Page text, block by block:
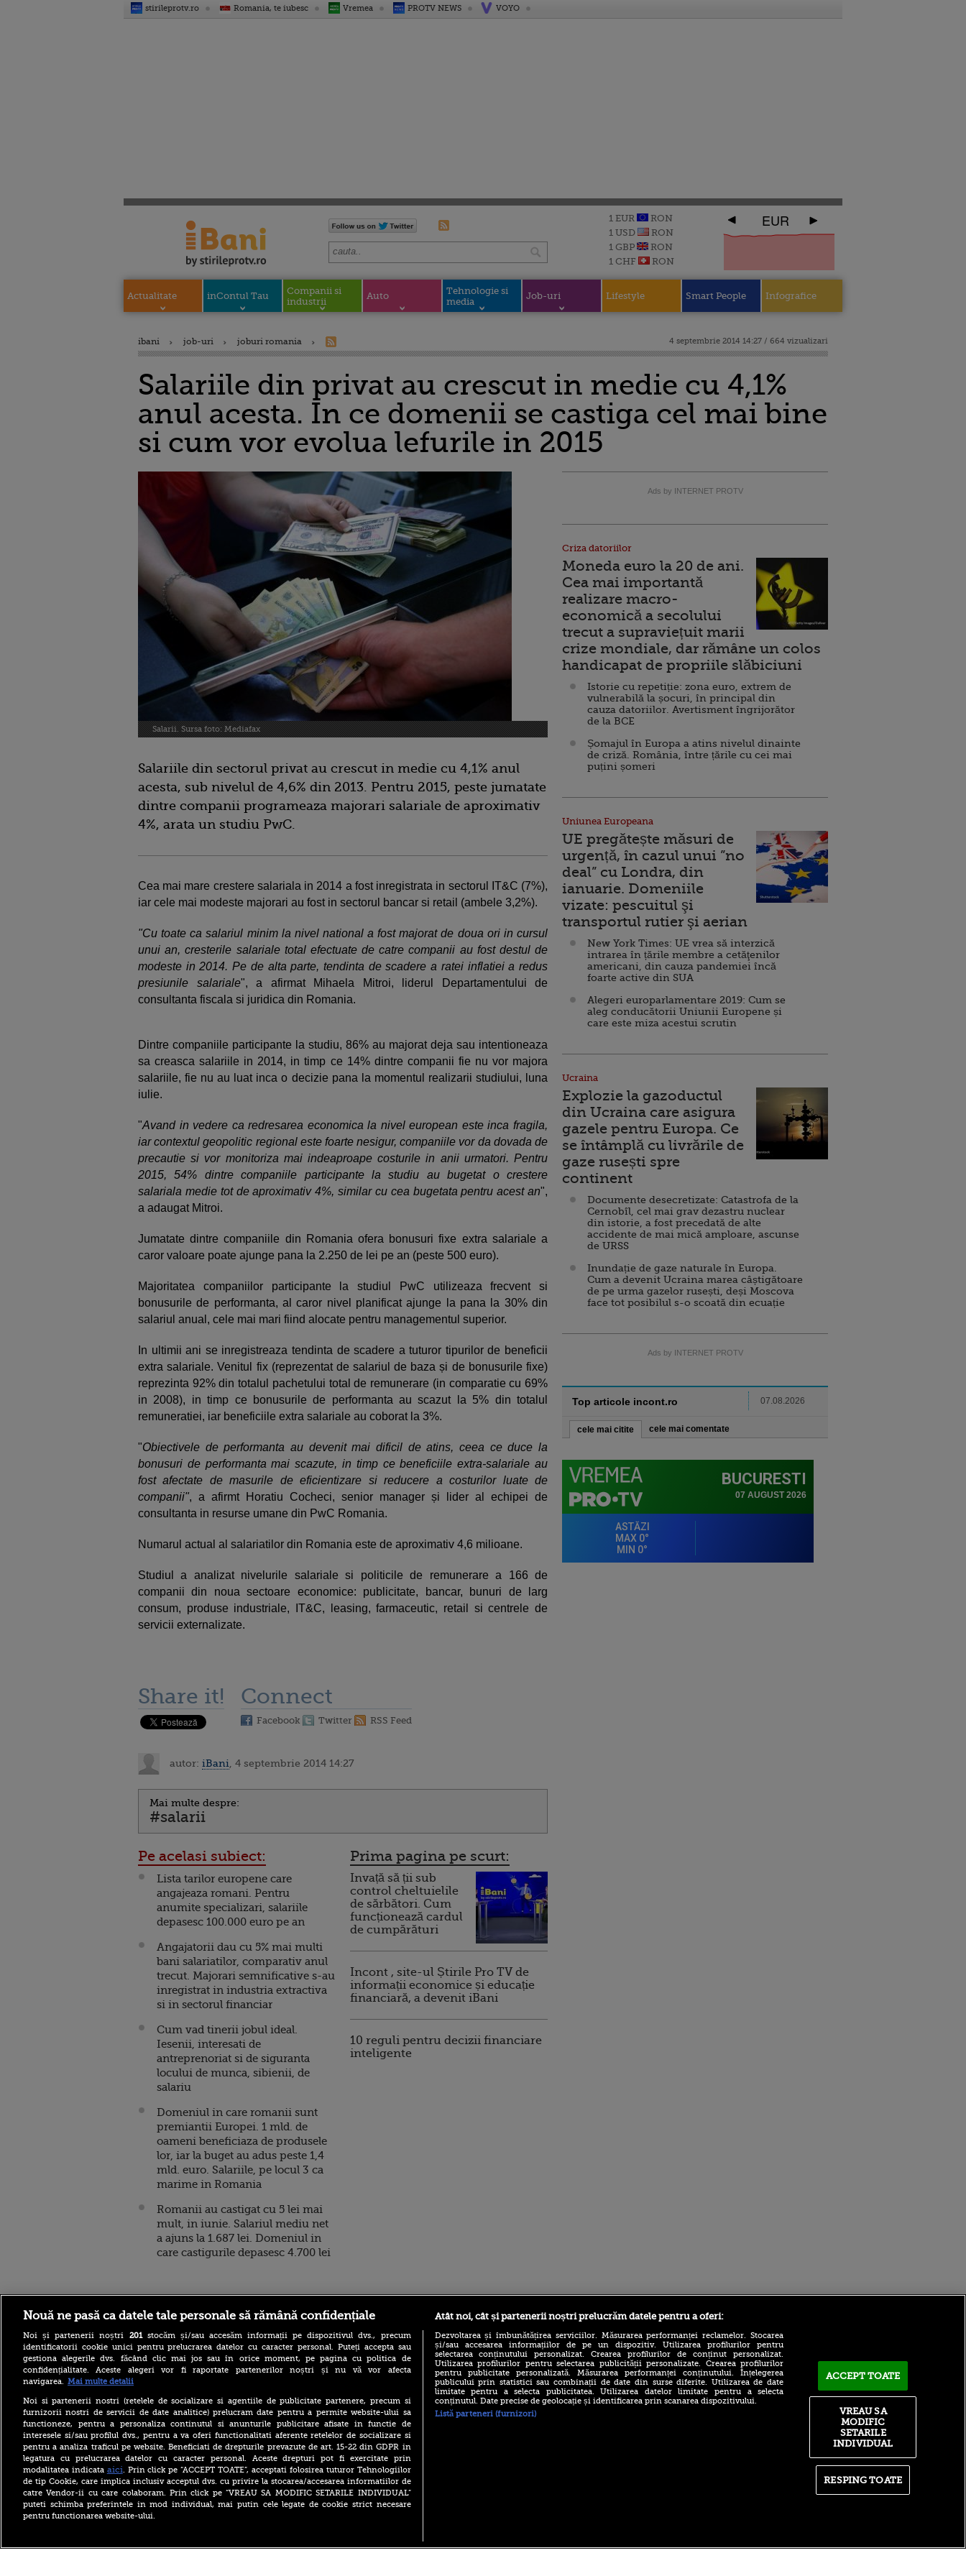
stirileprotv.ro Romania, te iubesc Vremea PROTV NEWS VOYO
1 EUR
RON
1 USD
RON
1 GBP
RON
1 CHF
RON
EUR
Actualitate inContul Tau
Companii si
industrii
Auto
Tehnologie si
media
Job-uri Lifestyle Smart People Infografice
ibani job-uri joburi romania 4 septembrie 2014 14:27 / 664 vizualizari
Salariile din privat au crescut in medie cu 4,1%
anul acesta. In ce domenii se castiga cel mai bine
si cum vor evolua lefurile in 2015
Salarii. Sursa foto: Mediafax
Salariile din sectorul privat au crescut in medie cu 4,1% anul
acesta, sub nivelul de 4,6% din 2013. Pentru 2015, peste jumatate
dintre companii programeaza majorari salariale de aproximativ
4%, arata un studiu PwC.
Cea mai mare crestere salariala in 2014 a fost inregistrata in sectorul IT&C (7%),
iar cele mai modeste majorari au fost in sectorul bancar si retail (ambele 3,2%).
"Cu toate ca salariul minim la nivel national a fost majorat de doua ori in cursul
unui an, cresterile salariale total efectuate de catre companii au fost destul de
modeste in 2014. Pe de alta parte, tendinta de scadere a ratei inflatiei a redus
presiunile salariale", a afirmat Mihaela Mitroi, liderul Departamentului de
consultanta fiscala si juridica din Romania.
Dintre companiile participante la studiu, 86% au majorat deja sau intentioneaza
sa creasca salariile in 2014, in timp ce 14% dintre companii fie nu vor majora
salariile, fie nu au luat inca o decizie pana la momentul realizarii studiului, luna
iulie.
"Avand in vedere ca redresarea economica la nivel european este inca fragila,
iar contextul geopolitic regional este foarte nesigur, companiile vor da dovada de
precautie si vor monitoriza mai indeaproape costurile in anii urmatori. Pentru
2015, 54% dintre companiile participante la studiu au bugetat o crestere
salariala medie tot de aproximativ 4%, similar cu cea bugetata pentru acest an",
a adaugat Mitroi.
Jumatate dintre companiile din Romania ofera bonusuri fixe extra salariale a
caror valoare poate ajunge pana la 2.250 de lei pe an (peste 500 euro).
Majoritatea companiilor participante la studiul PwC utilizeaza frecvent si
bonusurile de performanta, al caror nivel planificat ajunge la pana la 30% din
salariul anual, cele mai mari fiind alocate pentru managementul superior.
In ultimii ani se inregistreaza tendinta de scadere a tuturor tipurilor de beneficii
extra salariale. Venitul fix (reprezentat de salariul de baza și de bonusurile fixe)
reprezinta 92% din totalul pachetului total de remunerare (in comparatie cu 69%
in 2008), in timp ce bonusurile de performanta au scazut la 5% din totalul
remuneratiei, iar beneficiile extra salariale au coborat la 3%.
"Obiectivele de performanta au devenit mai dificil de atins, ceea ce duce la
bonusuri de performanta mai scazute, in timp ce beneficiile extra-salariale au
fost afectate de masurile de eficientizare si reducere a costurilor luate de
companii", a afirmt Horatiu Cocheci, senior manager și lider al echipei de
consultanta in resurse umane din PwC Romania.
Numarul actual al salariatilor din Romania este de aproximativ 4,6 milioane.
Studiul a analizat nivelurile salariale si politicile de remunerare a 166 de
companii din noua sectoare economice: publicitate, bancar, bunuri de larg
consum, produse industriale, IT&C, leasing, farmaceutic, retail si centrele de
servicii externalizate.
Share it! Connect
Facebook Twitter RSS Feed
autor: iBani , 4 septembrie 2014 14:27
Mai multe despre:
#salarii
Pe acelasi subiect:
Lista tarilor europene care
angajeaza romani. Pentru
anumite specializari, salariile
depasesc 100.000 euro pe an
Angajatorii dau cu 5% mai multi
bani salariatilor, comparativ anul
trecut. Majorari semnificative s-au
inregistrat in industria extractiva
si in sectorul financiar
Cum vad tinerii jobul ideal.
Iesenii, interesati de
antreprenoriat si de siguranta
locului de munca, sibienii, de
salariu
Domeniul in care romanii sunt
premiantii Europei. 1 mld. de
oameni beneficiaza de produsele
lor, iar la buget au adus peste 1,4
mld. euro. Salariile, pe locul 3 ca
marime in Romania
Romanii au castigat cu 5 lei mai
mult, in iunie. Salariul mediu net
a ajuns la 1.687 lei. Domeniul in
care castigurile depasesc 4.700 lei
Prima pagina pe scurt:
Invață să ții sub
control cheltuielile
de sărbători. Cum
funcționează cardul
de cumpărături
Incont , site-ul Știrile Pro TV de
informații economice și educație
financiară, a devenit iBani
10 reguli pentru decizii financiare
inteligente
Ads by INTERNET PROTV
Criza datoriilor
Moneda euro la 20 de ani.
Cea mai importantă
realizare macro-
economică a secolului
trecut a supraviețuit marii
crize mondiale, dar rămâne un colos
handicapat de propriile slăbiciuni
Istorie cu repetiție: zona euro, extrem de
vulnerabilă la șocuri, în principal din
cauza datoriilor. Avertisment îngrijorător
de la BCE
Șomajul în Europa a atins nivelul dinainte
de criză. România, între țările cu cei mai
puțini șomeri
Uniunea Europeana
UE pregătește măsuri de
urgență, în cazul unui ”no
deal” cu Londra, din
ianuarie. Domeniile
vizate: pescuitul şi
transportul rutier şi aerian
New York Times: UE vrea să interzică
intrarea în țările membre a cetăţenilor
americani, din cauza pandemiei încă
foarte active din SUA
Alegeri europarlamentare 2019: Cum se
aleg conducătorii Uniunii Europene și
care este miza acestui scrutin
Ucraina
Explozie la gazoductul
din Ucraina care asigura
gazele pentru Europa. Ce
se întâmplă cu livrările de
gaze rusești spre
continent
Documente desecretizate: Catastrofa de la
Cernobîl, cel mai grav dezastru nuclear
din istorie, a fost precedată de alte
accidente de mai mică amploare, ascunse
de URSS
Inundație de gaze naturale în Europa.
Cum a devenit Ucraina marea câștigătoare
de pe urma gazelor rusești, deși Moscova
face tot posibilul s-o scoată din ecuație
Ads by INTERNET PROTV
Top articole incont.ro 07.08.2026
cele mai citite cele mai comentate
Stirileprotv.ro
Elevii care stau de mici pe
rețelele de socializare vor
avea rezultate mai proaste
la școală. Ce arată un studiu
Legea privind cotele de
vânătoare la urs, retrimisă
în Parlament. Modificările
solicitate de Nicușor Dan
Benzina și motorina au
început să se ieftinească.
Primele efecte la pompă
ilike-it.ro foodstory.ro
(P) Descoperă Lumea
Procinema.ro Sport.ro
Nouă ne pasă ca datele tale personale să rămână confidențiale
Noi și partenerii noștri 201stocăm și/sau accesăm informații pe dispozitivul dvs., precum
identificatorii cookie unici pentru prelucrarea datelor cu caracter personal. Puteți accepta sau
gestiona alegerile dvs. făcând clic mai jos sau în orice moment, pe pagina cu politica de
confidențialitate. Aceste alegeri vor fi raportate partenerilor noștri și nu vă vor afecta
navigarea. Mai multe detalii
Noi si partenerii nostri (retelele de socializare si agentiile de publicitate partenere, precum si
furnizorii nostri de servicii de date analitice) prelucram date pentru a permite website-ului sa
functioneze, pentru a personaliza continutul si anunturile publicitare afisate in functie de
interesele si/sau profilul dvs., pentru a va oferi functionalitati aferente retelelor de socializare si
pentru a analiza traficul pe website. Beneficiati de drepturile prevazute de art. 15-22 din GDPR in
legatura cu prelucrarea datelor cu caracter personal. Aceste drepturi pot fi exercitate prin
modalitatea indicata aici. Prin click pe “ACCEPT TOATE”, acceptati folosirea tuturor Tehnologiilor
de tip Cookie, care implica inclusiv acceptul dvs. cu privire la stocarea/accesarea informatiilor de
catre Vendor-ii cu care colaboram. Prin click pe “VREAU SA MODIFIC SETARILE INDIVIDUAL”
puteti schimba preferintele in mod individual, mai putin cele legate de cookie strict necesare
pentru functionarea website-ului.
Atât noi, cât și partenerii noștri prelucrăm datele pentru a oferi:
Dezvoltarea și îmbunătățirea serviciilor. Măsurarea performanței reclamelor. Stocarea
și/sau accesarea informațiilor de pe un dispozitiv. Utilizarea profilurilor pentru
selectarea conținutului personalizat. Crearea profilurilor de conținut personalizat.
Utilizarea profilurilor pentru selectarea publicității personalizate. Crearea profilurilor
pentru publicitate personalizată. Măsurarea performanței conținutului. Înțelegerea
publicului prin statistici sau combinații de date din surse diferite. Utilizarea de date
limitate pentru a selecta publicitatea. Utilizarea datelor limitate pentru a selecta
conținutul. Date precise de geolocație și identificarea prin scanarea dispozitivului.
Listă parteneri (furnizori)
ACCEPT TOATE
RESPING TOATE
VREAU SA
MODIFIC
SETARILE
INDIVIDUAL